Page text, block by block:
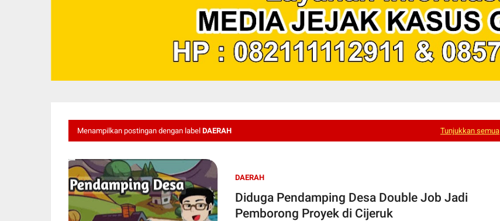
Menampilkan postingan dengan label DAERAH Tunjukkan semua
DAERAH
Diduga Pendamping Desa Double Job Jadi
Pemborong Proyek di Cijeruk